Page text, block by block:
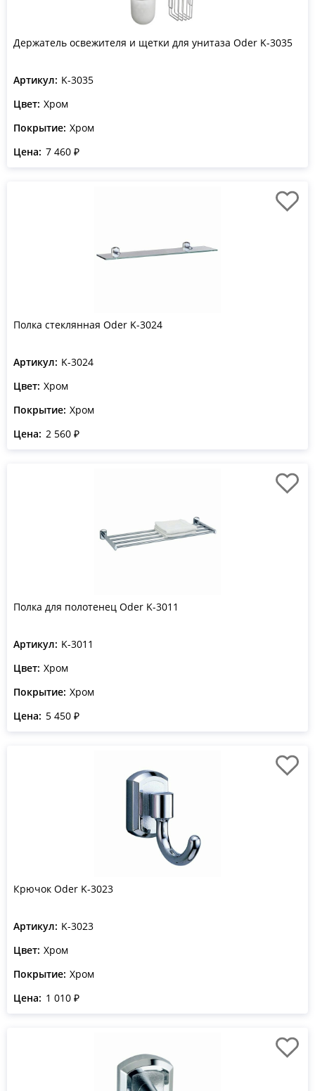
Держатель освежителя и щетки для унитаза Oder K-3035
Артикул: K-3035
Цвет: Хром
Покрытие: Хром
Цена: 7 460 ₽
Полка стеклянная Oder K-3024
Артикул: K-3024
Цвет: Хром
Покрытие: Хром
Цена: 2 560 ₽
Полка для полотенец Oder K-3011
Артикул: K-3011
Цвет: Хром
Покрытие: Хром
Цена: 5 450 ₽
Крючок Oder K-3023
Артикул: K-3023
Цвет: Хром
Покрытие: Хром
Цена: 1 010 ₽